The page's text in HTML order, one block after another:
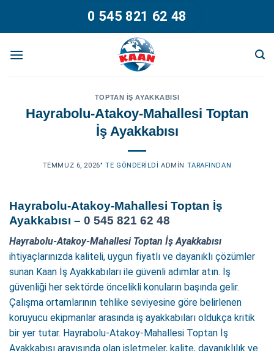
0 545 821 62 48
TOPTAN İŞ AYAKKABISI
Hayrabolu-Atakoy-Mahallesi Toptan
İş Ayakkabısı
TEMMUZ 6, 2026’' TE GÖNDERILDI ADMIN TARAFINDAN
Hayrabolu-Atakoy-Mahallesi Toptan İş
Ayakkabısı – 0 545 821 62 48
Hayrabolu-Atakoy-Mahallesi Toptan İş Ayakkabısı
ihtiyaçlarınızda kaliteli, uygun fiyatlı ve dayanıklı çözümler
sunan Kaan İş Ayakkabıları ile güvenli adımlar atın. İş
güvenliği her sektörde öncelikli konuların başında gelir.
Çalışma ortamlarının tehlike seviyesine göre belirlenen
koruyucu ekipmanlar arasında iş ayakkabıları oldukça kritik
bir yer tutar. Hayrabolu-Atakoy-Mahallesi Toptan İş
Ayakkabısı arayışında olan işletmeler, kalite, dayanıklılık ve